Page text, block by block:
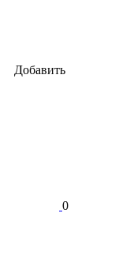
Добавить
0